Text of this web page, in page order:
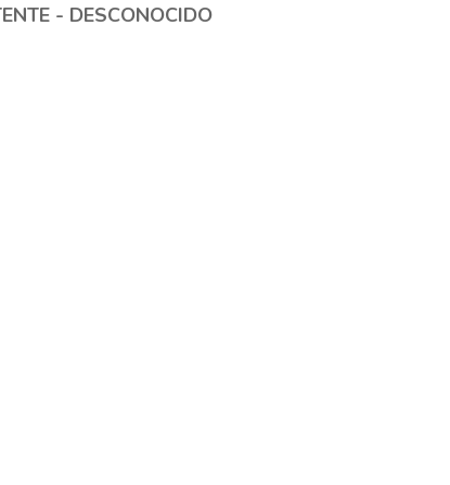
- DESCONOCIDO